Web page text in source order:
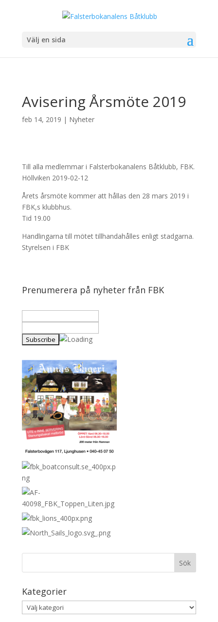
Välj en sida
Avisering Årsmöte 2019
feb 14, 2019 | Nyheter
Till alla medlemmar i Falsterbokanalens Båtklubb, FBK.
Höllviken 2019-02-12
Årets årsmöte kommer att hållas den 28 mars 2019 i
FBK,s klubbhus.
Tid 19.00
Handlingarna till mötet tillhandahålles enligt stadgarna.
Styrelsen i FBK
Prenumerera på nyheter från FBK
Kategorier
Kategorier